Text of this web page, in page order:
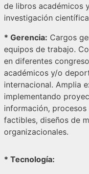
de libros académicos
investigación
* Gerencia: Cargos
equipos de trabajo.
en diferentes
académicos y/o
internacional. Amplia
implementando
información,
factibles, diseños de
organizacionales.
* Tecnología: